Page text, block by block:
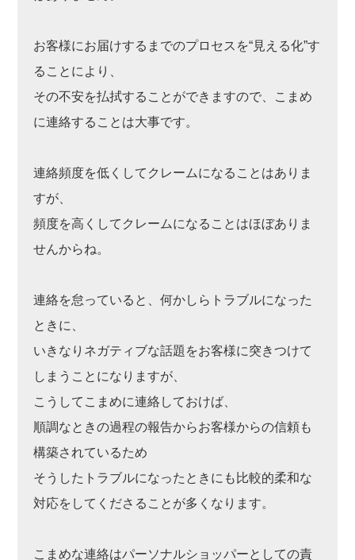
お客様にお届けするまでのプロセスを“見える化”す
ることにより、
その不安を払拭することができますので、こまめ
に連絡することは大事です。
連絡頻度を低くしてクレームになることはありま
すが、
頻度を高くしてクレームになることはほぼありま
せんからね。
連絡を怠っていると、何かしらトラブルになった
ときに、
いきなりネガティブな話題をお客様に突きつけて
しまうことになりますが、
こうしてこまめに連絡しておけば、
順調なときの過程の報告からお客様からの信頼も
構築されているため
そうしたトラブルになったときにも比較的柔和な
対応をしてくださることが多くなります。
こまめな連絡はパーソナルショッパーとしての責